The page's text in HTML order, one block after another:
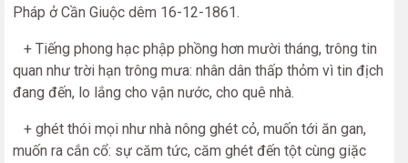
Pháp ở Cần Giuộc dêm 16-12-1861.
+ Tiếng phong hạc phập phồng hơn mười tháng, trông tin
quan như trời hạn trông mưa: nhân dân thấp thỏm vì tin địch
đang đến, lo lắng cho vận nước, cho quê nhà.
+ ghét thói mọi như nhà nông ghét cỏ, muốn tới ăn gan,
muốn ra cắn cổ: sự căm tức, căm ghét đến tột cùng giặc